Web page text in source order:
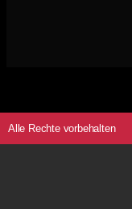
Alle Rechte vorbehalten